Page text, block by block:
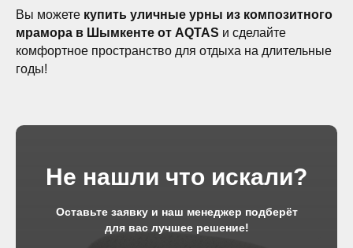
Вы можете купить уличные урны из композитного
мрамора в Шымкенте от AQTAS и сделайте
комфортное пространство для отдыха на длительные
годы!
Не нашли что искали?
Оставьте заявку и наш менеджер подберёт
для вас лучшее решение!